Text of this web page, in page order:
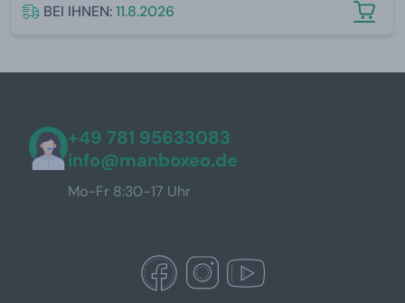
BEI IHNEN:11.8.2026
+49 781 95633083
info@manboxeo.de
Mo-Fr 8:30-17 Uhr